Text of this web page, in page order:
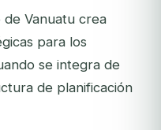
Vanuatu crea
para los
se integra de
de planificación